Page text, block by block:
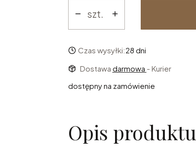
szt.
Czas wysyłki:28 dni
Dostawa darmowa - Kurier
dostępny na zamówienie
Opis produktu